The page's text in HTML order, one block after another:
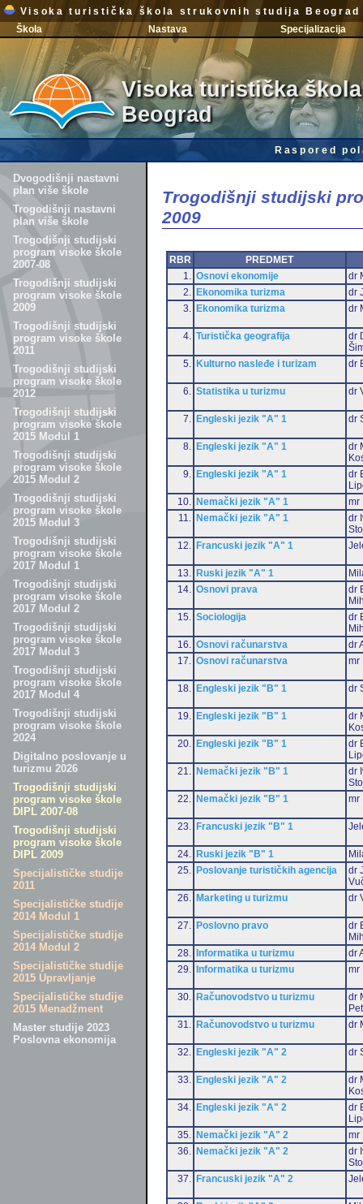
Visoka turistička škola strukovnih studija Beograd
Škola
Nastava Specijalizacija
Visoka turistička
Beograd
Raspored
Dvogodišnji nastavni
plan više škole
Trogodišnji nastavni
plan više škole
Trogodišnji studijski
program visoke škole
2007-08
Trogodišnji studijski
program visoke škole
2009
Trogodišnji studijski
program visoke škole
2011
Trogodišnji studijski
program visoke škole
2012
Trogodišnji studijski
program visoke škole
2015 Modul 1
Trogodišnji studijski
program visoke škole
2015 Modul 2
Trogodišnji studijski
program visoke škole
2015 Modul 3
Trogodišnji studijski
program visoke škole
2017 Modul 1
Trogodišnji studijski
program visoke škole
2017 Modul 2
Trogodišnji studijski
program visoke škole
2017 Modul 3
Trogodišnji studijski
program visoke škole
2017 Modul 4
Trogodišnji studijski
program visoke škole
2024
Digitalno poslovanje u
turizmu 2026
Trogodišnji studijski
program visoke škole
DIPL 2007-08
Trogodišnji studijski
program visoke škole
DIPL 2009
Specijalističke studije
2011
Specijalističke studije
2014 Modul 1
Specijalističke studije
2014 Modul 2
Specijalističke studije
2015 Upravljanje
Specijalističke studije
2015 Menadžment
Master studije 2023
Poslovna ekonomija
Trogodišnji studijski
2009
RBR
PREDMET
1.
Osnovi ekonomije
dr
2.
Ekonomika turizma
dr
3.
Ekonomika turizma dr
4. Turistička geografija
dr
5.
Kulturno nasleđe i turizam dr
6. Statistika u turizmu dr
7. Engleski jezik "A" 1 dr
8. Engleski jezik "A" 1
dr
9.
Engleski jezik "A" 1
dr
10.
Nemački jezik "A" 1
mr
11.
Nemački jezik "A" 1
dr
12.
Francuski jezik "A" 1
13. Ruski jezik "A" 1
14.
Osnovi prava
dr
15.
Sociologija
dr
16.
Osnovi računarstva
dr
17.
Osnovi računarstva mr
18. Engleski jezik "B" 1 dr
19. Engleski jezik "B" 1
dr
20.
Engleski jezik "B" 1
dr
21.
Nemački jezik "B" 1
dr
22.
Nemački jezik "B" 1 mr
23. Francuski jezik "B" 1
24. Ruski jezik "B" 1
25.
Poslovanje turističkih agencija
dr
26.
Marketing u turizmu dr
27. Poslovno pravo
dr
28.
Informatika u turizmu
dr
29.
Informatika u turizmu mr
30. Računovodstvo u turizmu
dr
31.
Računovodstvo u turizmu dr
32. Engleski jezik "A" 2 dr
33. Engleski jezik "A" 2
dr
34.
Engleski jezik "A" 2
dr
35.
Nemački jezik "A" 2
mr
36.
Nemački jezik "A" 2
dr
37.
Francuski jezik "A" 2